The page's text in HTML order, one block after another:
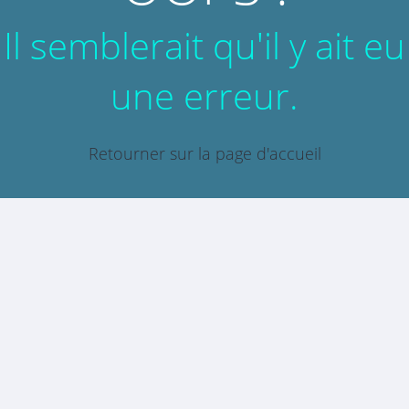
Il semblerait qu'il y ait eu
une erreur.
Retourner sur la page d'accueil